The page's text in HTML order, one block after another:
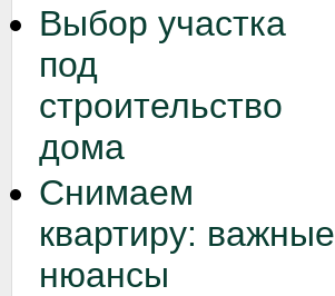
Выбор участка
под
строительство
дома
Снимаем
квартиру: важные
нюансы